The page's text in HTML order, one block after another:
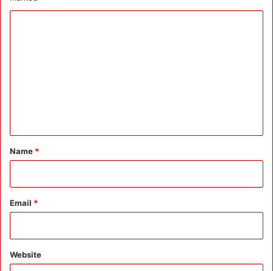
*
Name *
Email *
Website